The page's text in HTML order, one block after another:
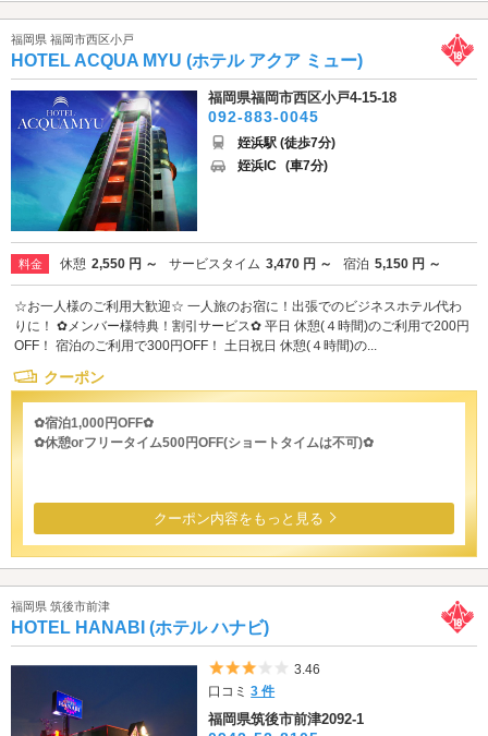
福岡県 福岡市西区小戸
HOTEL ACQUA MYU (ホテル アクア ミュー)
福岡県福岡市西区小戸4-15-18
092-883-0045
姪浜駅 (徒歩7分)
姪浜IC (車7分)
料金 休憩 2,550 円 ～ サービスタイム 3,470 円 ～ 宿泊 5,150 円 ～
☆お一人様のご利用大歓迎☆ 一人旅のお宿に！出張でのビジネスホテル代わ
りに！ ✿メンバー様特典！割引サービス✿ 平日 休憩(４時間)のご利用で200円
OFF！ 宿泊のご利用で300円OFF！ 土日祝日 休憩(４時間)の...
クーポン
✿宿泊1,000円OFF✿
✿休憩orフリータイム500円OFF(ショートタイムは不可)✿
クーポン内容をもっと見る
福岡県 筑後市前津
HOTEL HANABI (ホテル ハナビ)
5つ星のうち3
3.46
口コミ3 件
福岡県筑後市前津2092-1